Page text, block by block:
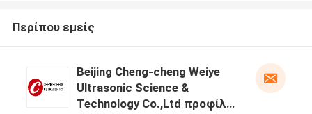
Περίπου εμείς
Beijing Cheng-cheng Weiye
Ultrasonic Science &
Technology Co.,Ltd προφίλ